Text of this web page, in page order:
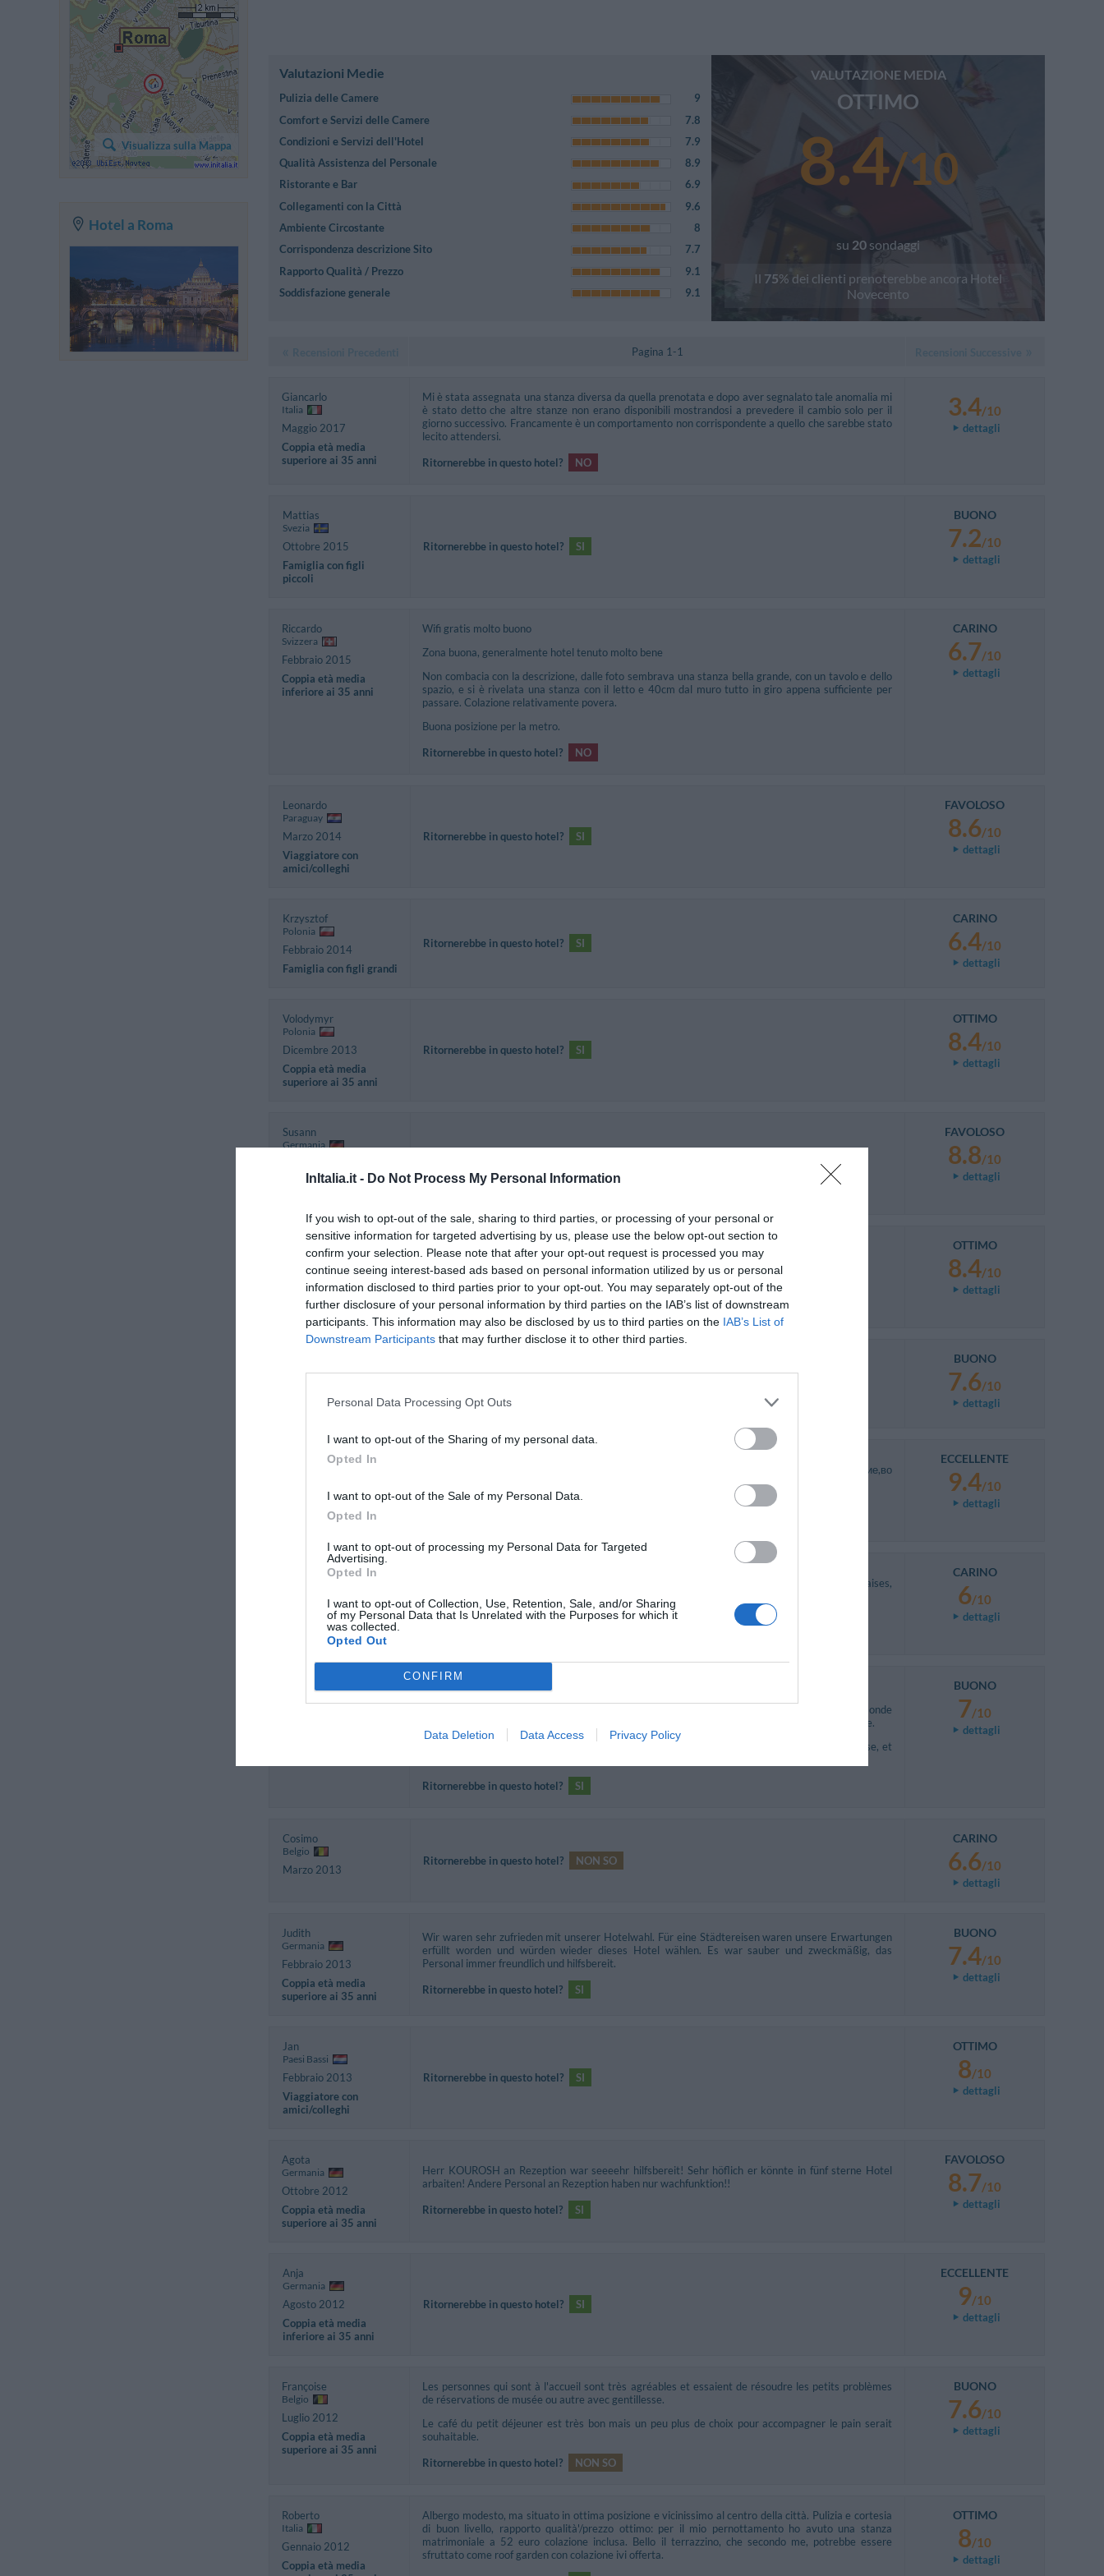
InItalia.it - Do Not Process My Personal Information
If you wish to opt-out of the sale, sharing to third parties, or processing of your personal or
sensitive information for targeted advertising by us, please use the below opt-out section to
confirm your selection. Please note that after your opt-out request is processed you may
continue seeing interest-based ads based on personal information utilized by us or personal
information disclosed to third parties prior to your opt-out. You may separately opt-out of the
further disclosure of your personal information by third parties on the IAB’s list of downstream
participants. This information may also be disclosed by us to third parties on the IAB’s List of
Downstream Participants that may further disclose it to other third parties.
Personal Data Processing Opt Outs
I want to opt-out of the Sharing of my personal data.
Opted In
I want to opt-out of the Sale of my Personal Data.
Opted In
I want to opt-out of processing my Personal Data for Targeted
Advertising.
Opted In
I want to opt-out of Collection, Use, Retention, Sale, and/or Sharing
of my Personal Data that Is Unrelated with the Purposes for which it
was collected.
Opted Out
CONFIRM
Data Deletion Data Access Privacy Policy
Valutazioni Medie
Pulizia delle Camere
9
Comfort e Servizi delle Camere
7.8
Condizioni e Servizi dell'Hotel
7.9
Qualità Assistenza del Personale
8.9
Ristorante e Bar
6.9
Collegamenti con la Città
9.6
Ambiente Circostante
8
Corrispondenza descrizione Sito
7.7
Rapporto Qualità / Prezzo
9.1
Soddisfazione generale
9.1
VALUTAZIONE MEDIA
OTTIMO
8.4/10
su 20 sondaggi
Il 75% dei clienti prenoterebbe ancora Hotel
Novecento
Pagina 1-1
Giancarlo
Italia
Maggio 2017
Coppia età media
superiore ai 35 anni
Mi è stata assegnata una stanza diversa da quella prenotata e dopo aver segnalato tale anomalia mi
è stato detto che altre stanze non erano disponibili mostrandosi a prevedere il cambio solo per il
giorno successivo. Francamente è un comportamento non corrispondente a quello che sarebbe stato
lecito attendersi.
Ritornerebbe in questo hotel?
NO
3.4/10
dettagli
Mattias
Svezia
Ottobre 2015
Famiglia con figli
piccoli
Ritornerebbe in questo hotel? SI
BUONO
7.2/10
dettagli
Riccardo
Svizzera
Febbraio 2015
Coppia età media
inferiore ai 35 anni
Wifi gratis molto buono
Zona buona, generalmente hotel tenuto molto bene
Non combacia con la descrizione, dalle foto sembrava una stanza bella grande, con un tavolo e dello
spazio, e si è rivelata una stanza con il letto e 40cm dal muro tutto in giro appena sufficiente per
passare. Colazione relativamente povera.
Buona posizione per la metro.
Ritornerebbe in questo hotel?
NO
CARINO
6.7/10
dettagli
Leonardo
Paraguay
Marzo 2014
Viaggiatore con
amici/colleghi
Ritornerebbe in questo hotel? SI
FAVOLOSO
8.6/10
dettagli
Krzysztof
Polonia
Febbraio 2014
Famiglia con figli grandi
Ritornerebbe in questo hotel? SI
CARINO
6.4/10
dettagli
Volodymyr
Polonia
Dicembre 2013
Coppia età media
superiore ai 35 anni
Ritornerebbe in questo hotel? SI
OTTIMO
8.4/10
dettagli
Susann
Germania
Viaggiatore con
FAVOLOSO
8.8/10
dettagli
Agosto 2013
Famiglia con figli
piccoli
Ritornerebbe in questo hotel? SI
OTTIMO
8.4/10
dettagli
Famiglia con figli grandi
BUONO
7.6/10
dettagli
Agosto 2013
Coppia età media
superiore ai 35 anni
Хороший отель,отличный номер,дружелюбный персонал,удобное расположение,во
ECCELLENTE
9.4/10
dettagli
Agosto 2013
Coppia età media
superiore ai 35 anni
La chambre que nous avions était toute petite! Point sympa de l'hôtel: roof top avec tables, chaises,
etc
Ritornerebbe in questo hotel?
NO
CARINO
6/10
dettagli
Marie Madeleine
Une place de parking devrait être mis à disposition des clients.
Une chose pour le petit déjeuner penser à mettre du chocolat en poudre car c'est pas tout le monde
qui boit du café surtout que celui ci devrait être amélioré on croirait prendre du jus de chaussette.
Désole pour ces remarques mais il est juste de le faire savoir, mais ça n’enlève pas la gentillesse, et
Ritornerebbe in questo hotel?
SI
BUONO
7/10
dettagli
Cosimo
Belgio
Marzo 2013
Ritornerebbe in questo hotel? NON SO
CARINO
6.6/10
dettagli
Judith
Germania
Febbraio 2013
Coppia età media
superiore ai 35 anni
Wir waren sehr zufrieden mit unserer Hotelwahl. Für eine Städtereisen waren unsere Erwartungen
erfüllt worden und würden wieder dieses Hotel wählen. Es war sauber und zweckmäßig, das
Personal immer freundlich und hilfsbereit.
Ritornerebbe in questo hotel?
SI
BUONO
7.4/10
dettagli
Jan
Paesi Bassi
Febbraio 2013
Viaggiatore con
amici/colleghi
Ritornerebbe in questo hotel? SI
OTTIMO
8/10
dettagli
Agota
Germania
Ottobre 2012
Coppia età media
superiore ai 35 anni
Herr KOUROSH an Rezeption war seeeehr hilfsbereit! Sehr höflich er könnte in fünf sterne Hotel
arbaiten! Andere Personal an Rezeption haben nur wachfunktion!!
Ritornerebbe in questo hotel?
SI
FAVOLOSO
8.7/10
dettagli
Anja
Germania
Agosto 2012
Coppia età media
inferiore ai 35 anni
Ritornerebbe in questo hotel? SI
ECCELLENTE
9/10
dettagli
Françoise
Belgio
Luglio 2012
Coppia età media
superiore ai 35 anni
Les personnes qui sont à l'accueil sont très agréables et essaient de résoudre les petits problèmes
de réservations de musée ou autre avec gentillesse.
Le café du petit déjeuner est très bon mais un peu plus de choix pour accompagner le pain serait
souhaitable.
Ritornerebbe in questo hotel?
NON SO
BUONO
7.6/10
dettagli
Roberto
Italia
Gennaio 2012
Coppia età media
Albergo modesto, ma situato in ottima posizione e vicinissimo al centro della città. Pulizia e cortesia
di buon livello, rapporto qualità'/prezzo ottimo: per il mio pernottamento ho avuto una stanza
matrimoniale a 52 euro colazione inclusa. Bello il terrazzino, che secondo me, potrebbe essere
sfruttato come roof garden con colazione ivi offerta.
OTTIMO
8/10
dettagli
Visualizza sulla Mappa
Hotel a Roma